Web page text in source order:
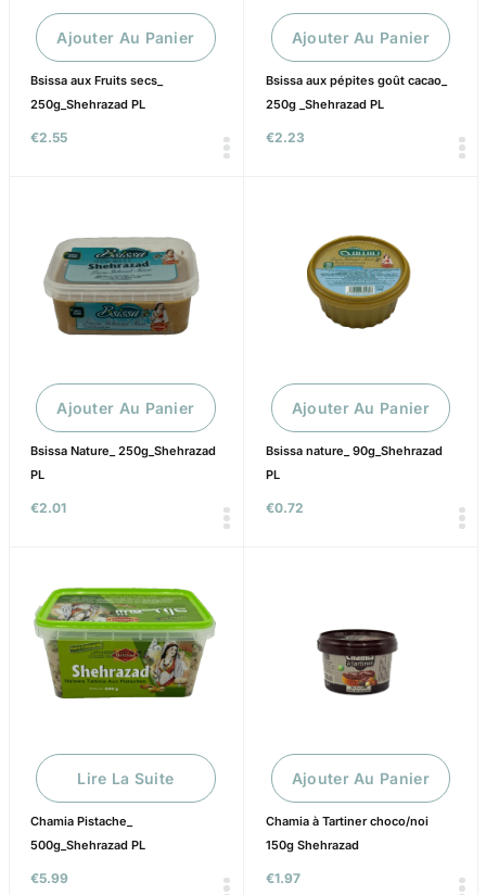
€2.55
Bsissa aux Fruits secs_
250g_Shehrazad PL
Ajouter Au Panier
€2.23
Bsissa aux pépites goût cacao_
250g _Shehrazad PL
Ajouter Au Panier
€2.01
Bsissa Nature_ 250g_Shehrazad
PL
Ajouter Au Panier
€0.72
Bsissa nature_ 90g_Shehrazad
PL
Ajouter Au Panier
€5.99
Chamia Pistache_
500g_Shehrazad PL
Lire La Suite
€1.97
Chamia à Tartiner choco/noi
150g Shehrazad
Ajouter Au Panier